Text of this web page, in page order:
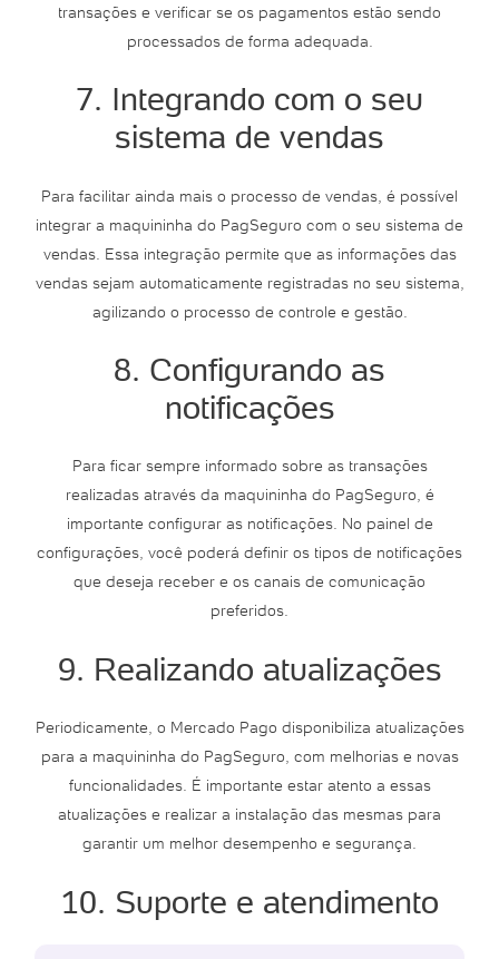
transações e verificar se os pagamentos estão sendo
processados de forma adequada.
7. Integrando com o seu
sistema de vendas
Para facilitar ainda mais o processo de vendas, é possível
integrar a maquininha do PagSeguro com o seu sistema de
vendas. Essa integração permite que as informações das
vendas sejam automaticamente registradas no seu sistema,
agilizando o processo de controle e gestão.
8. Configurando as
notificações
Para ficar sempre informado sobre as transações
realizadas através da maquininha do PagSeguro, é
importante configurar as notificações. No painel de
configurações, você poderá definir os tipos de notificações
que deseja receber e os canais de comunicação
preferidos.
9. Realizando atualizações
Periodicamente, o Mercado Pago disponibiliza atualizações
para a maquininha do PagSeguro, com melhorias e novas
funcionalidades. É importante estar atento a essas
atualizações e realizar a instalação das mesmas para
garantir um melhor desempenho e segurança.
10. Suporte e atendimento